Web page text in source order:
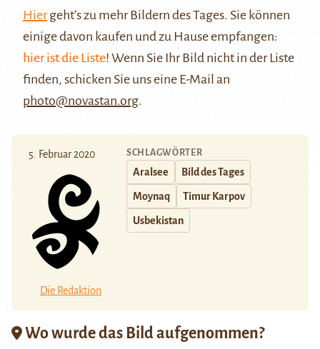
Hiergeht’s zu mehr Bildern des Tages. Sie können
einige davon kaufen und zu Hause empfangen:
hier ist die Liste! Wenn Sie Ihr Bild nicht in der Liste
finden, schicken Sie uns eine E-Mail an
photo@novastan.org.
5. Februar 2020
Die Redaktion
SCHLAGWÖRTER
Aralsee Bild des Tages
Moynaq Timur Karpov
Usbekistan
Wo wurde das Bild aufgenommen?